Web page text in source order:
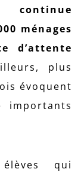
continue
ménages
d’attente
plus
évoquent
importants
qui